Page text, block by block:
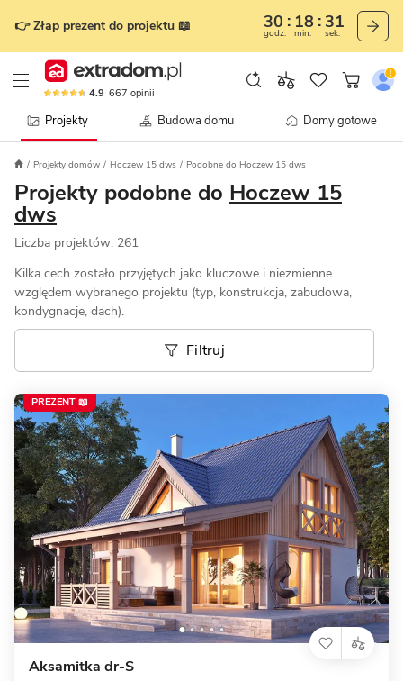
👉 Złap prezent do projektu 📖 30
godz.
18
min.
28
sek.
4.9 667 opinii
Projekty Budowa domu Domy gotowe
Projekty domów Hoczew 15 dws Podobne do Hoczew 15 dws
Projekty podobne do Hoczew 15
dws
Liczba projektów: 261
Kilka cech zostało przyjętych jako kluczowe i niezmienne
względem wybranego projektu (typ, konstrukcja, zabudowa,
kondygnacje, dach).
Filtruj
Aksamitka dr-S
PREZENT 📖